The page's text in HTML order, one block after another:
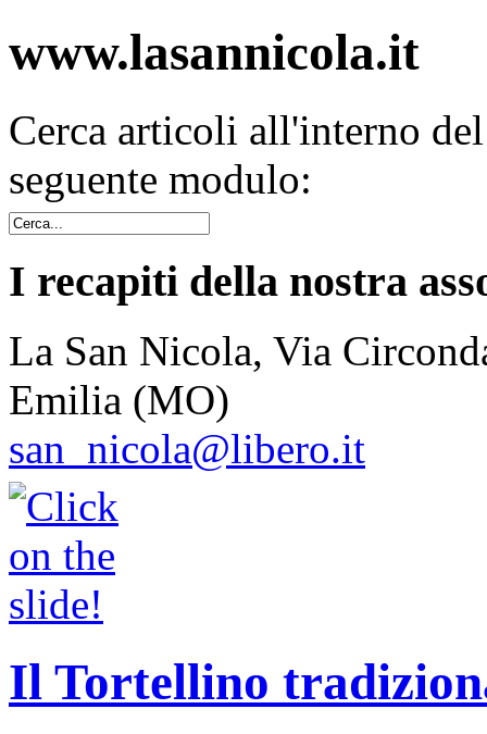
www.lasannicola.it
Cerca articoli all'interno
seguente modulo:
I recapiti della nostra
La San Nicola, Via
Emilia (MO)
san_nicola@libero.it
Il Tortellino